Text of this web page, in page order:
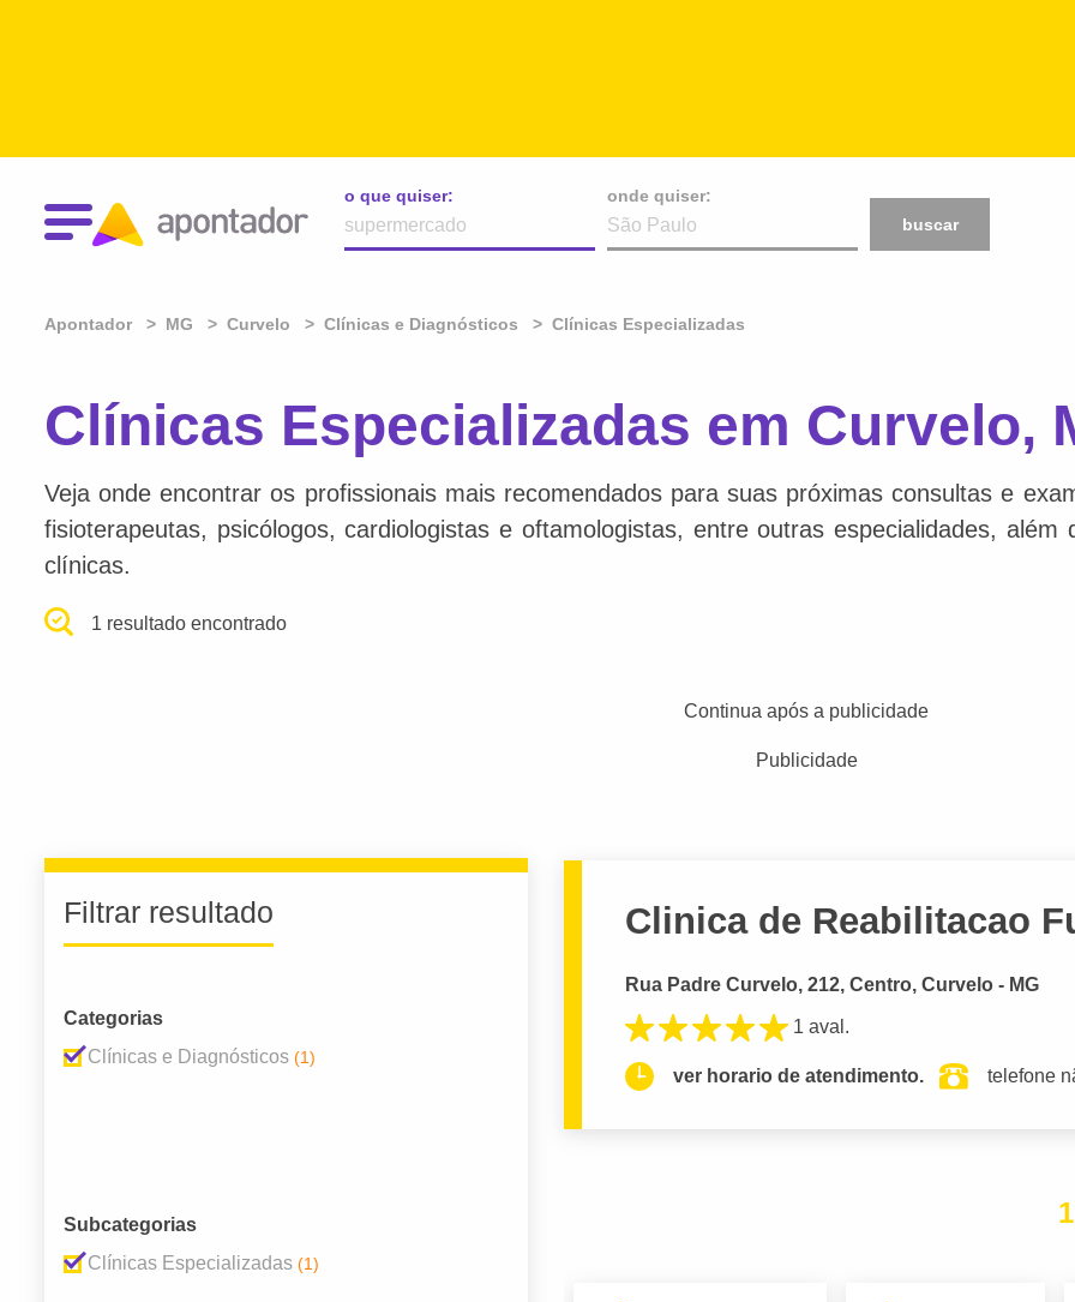
o que quiser:
onde quiser:
buscar
Apontador MG Curvelo Clínicas e Diagnósticos Clínicas Especializadas
Clínicas Especializadas em Curvelo,
Veja onde encontrar os profissionais mais recomendados para suas próximas consultas e
fisioterapeutas, psicólogos, cardiologistas e oftamologistas, entre outras especialidades,
clínicas.
1 resultado encontrado
Continua após a publicidade
Publicidade
Filtrar resultado
Categorias
Clínicas e Diagnósticos (1)
Subcategorias
Clínicas Especializadas (1)
Clinica de Reabilitacao
Rua Padre Curvelo, 212, Centro, Curvelo - MG
1 aval.
ver horario de atendimento. telefone
1